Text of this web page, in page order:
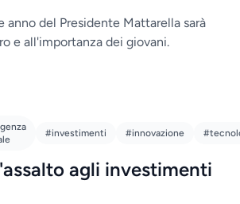
anno del Presidente Mattarella sarà
e all'importanza dei giovani.
#investimenti #innovazione
agli investimenti